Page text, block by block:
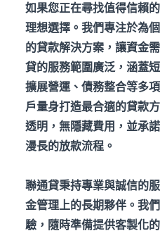
如果您正在尋找值得信賴
理想選擇。我們專注於為
的貸款解決方案，讓資金
貸的服務範圍廣泛，涵蓋
擴展營運、債務整合等多
戶量身打造最合適的貸款
透明，無隱藏費用，並承
漫長的放款流程。
聯通貸秉持專業與誠信的
金管理上的長期夥伴。我
驗，隨時準備提供客製化